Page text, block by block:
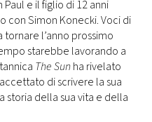
e il figlio di 12 anni
con Simon Konecki. Voci di
l’anno prossimo
starebbe lavorando a
The Sunha rivelato
di scrivere la sua
storia della sua vita e della